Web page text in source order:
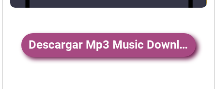
Descargar Mp3 Music Downloader + Player